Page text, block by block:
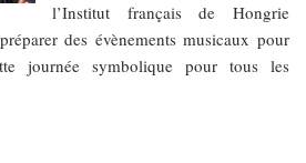
l’Institut français de Hongrie
des évènements musicaux pour
journée symbolique pour tous les